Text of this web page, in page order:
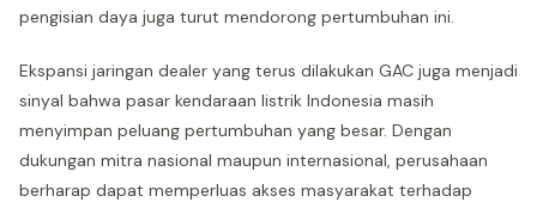
pengisian daya juga turut mendorong pertumbuhan ini.
Ekspansi jaringan dealer yang terus dilakukan GAC juga menjadi
sinyal bahwa pasar kendaraan listrik Indonesia masih
menyimpan peluang pertumbuhan yang besar. Dengan
dukungan mitra nasional maupun internasional, perusahaan
berharap dapat memperluas akses masyarakat terhadap